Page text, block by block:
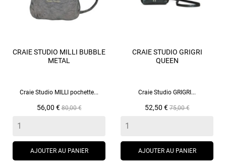
CRAIE STUDIO MILLI BUBBLE
METAL
Craie Studio MILLI pochette...
Prix
56,00 €Prix
80,00 €
AJOUTER AU PANIER
CRAIE STUDIO GRIGRI
QUEEN
Craie Studio GRIGRI...
Prix
52,50 €Prix
75,00 €
AJOUTER AU PANIER